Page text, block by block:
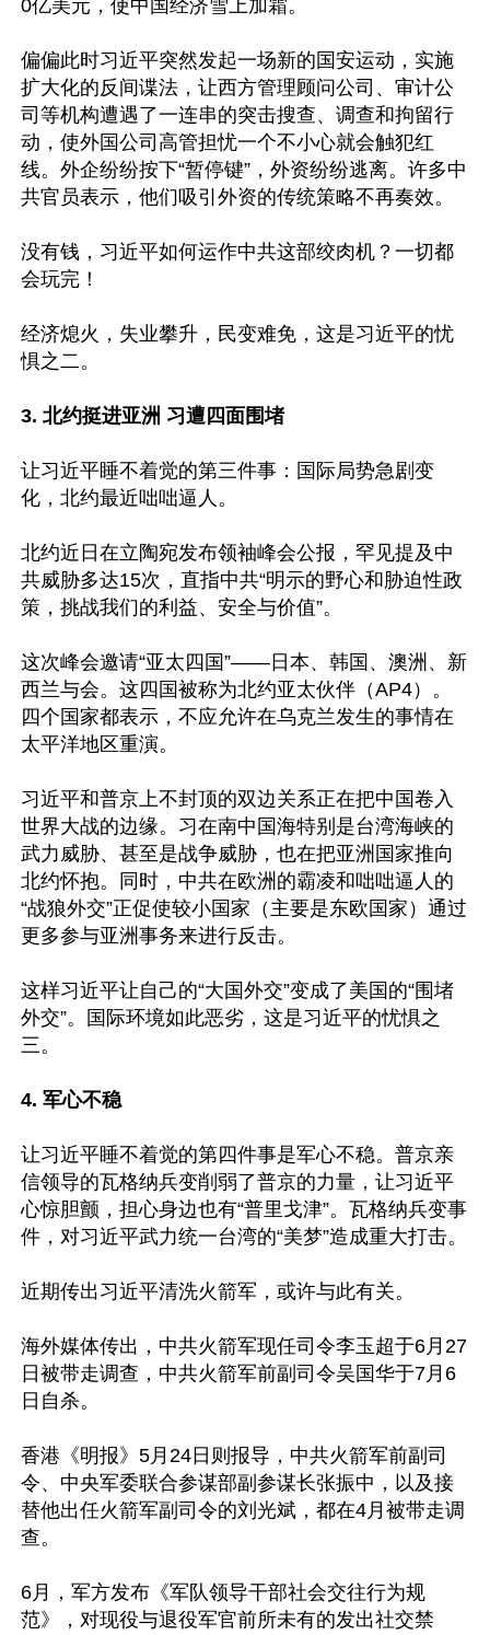
0亿美元，使中国经济雪上加霜。
偏偏此时习近平突然发起一场新的国安运动，实施
扩大化的反间谍法，让西方管理顾问公司、审计公
司等机构遭遇了一连串的突击搜查、调查和拘留行
动，使外国公司高管担忧一个不小心就会触犯红
线。外企纷纷按下“暂停键”，外资纷纷逃离。许多中
共官员表示，他们吸引外资的传统策略不再奏效。
没有钱，习近平如何运作中共这部绞肉机？一切都
会玩完！
经济熄火，失业攀升，民变难免，这是习近平的忧
惧之二。
3. 北约挺进亚洲 习遭四面围堵
让习近平睡不着觉的第三件事：国际局势急剧变
化，北约最近咄咄逼人。
北约近日在立陶宛发布领袖峰会公报，罕见提及中
共威胁多达15次，直指中共“明示的野心和胁迫性政
策，挑战我们的利益、安全与价值”。
这次峰会邀请“亚太四国”——日本、韩国、澳洲、新
西兰与会。这四国被称为北约亚太伙伴（AP4）。
四个国家都表示，不应允许在乌克兰发生的事情在
太平洋地区重演。
习近平和普京上不封顶的双边关系正在把中国卷入
世界大战的边缘。习在南中国海特别是台湾海峡的
武力威胁、甚至是战争威胁，也在把亚洲国家推向
北约怀抱。同时，中共在欧洲的霸凌和咄咄逼人的
“战狼外交”正促使较小国家（主要是东欧国家）通过
更多参与亚洲事务来进行反击。
这样习近平让自己的“大国外交”变成了美国的“围堵
外交”。国际环境如此恶劣，这是习近平的忧惧之
三。
4. 军心不稳
让习近平睡不着觉的第四件事是军心不稳。普京亲
信领导的瓦格纳兵变削弱了普京的力量，让习近平
心惊胆颤，担心身边也有“普里戈津”。瓦格纳兵变事
件，对习近平武力统一台湾的“美梦”造成重大打击。
近期传出习近平清洗火箭军，或许与此有关。
海外媒体传出，中共火箭军现任司令李玉超于6月27
日被带走调查，中共火箭军前副司令吴国华于7月6
日自杀。
香港《明报》5月24日则报导，中共火箭军前副司
令、中央军委联合参谋部副参谋长张振中，以及接
替他出任火箭军副司令的刘光斌，都在4月被带走调
查。
6月，军方发布《军队领导干部社会交往行为规
范》，对现役与退役军官前所未有的发出社交禁